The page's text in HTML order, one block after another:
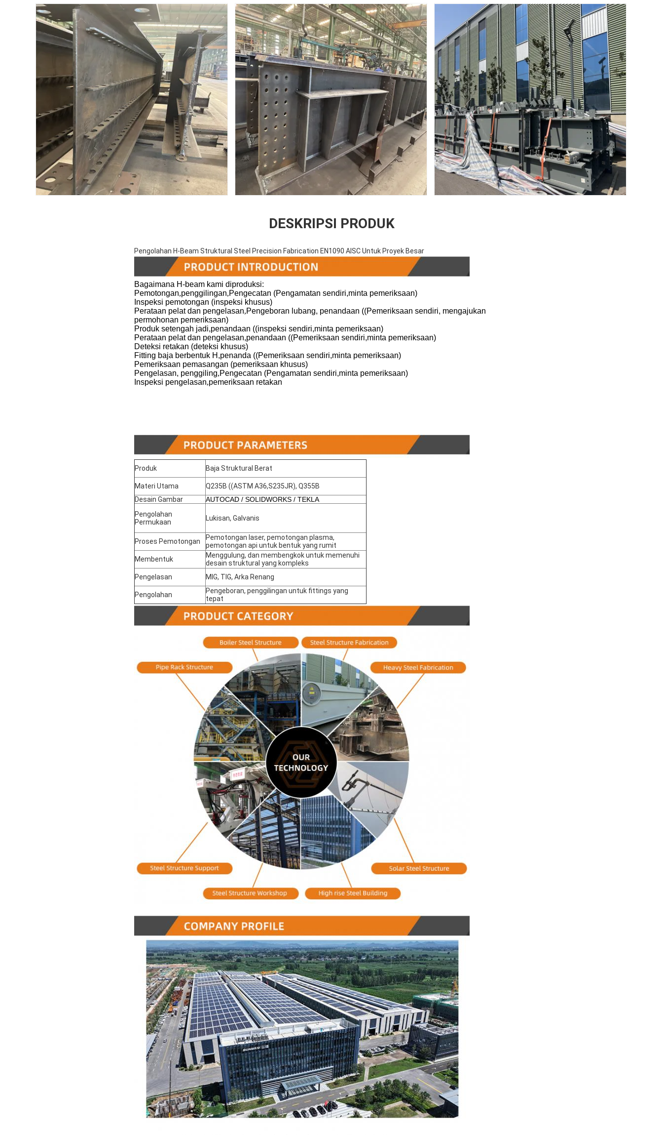
DESKRIPSI PRODUK
Pengolahan H-Beam Struktural Steel Precision Fabrication EN1090 AISC Untuk Proyek Besar
Bagaimana H-beam kami diproduksi:
Pemotongan,penggilingan,Pengecatan (Pengamatan sendiri,minta pemeriksaan)
Inspeksi pemotongan (inspeksi khusus)
Perataan pelat dan pengelasan,Pengeboran lubang, penandaan ((Pemeriksaan sendiri, mengajukan
permohonan pemeriksaan)
Produk setengah jadi,penandaan ((inspeksi sendiri,minta pemeriksaan)
Perataan pelat dan pengelasan,penandaan ((Pemeriksaan sendiri,minta pemeriksaan)
Deteksi retakan (deteksi khusus)
Fitting baja berbentuk H,penanda ((Pemeriksaan sendiri,minta pemeriksaan)
Pemeriksaan pemasangan (pemeriksaan khusus)
Pengelasan, penggiling,Pengecatan (Pengamatan sendiri,minta pemeriksaan)
Inspeksi pengelasan,pemeriksaan retakan
Produk Baja Struktural Berat
Materi Utama
Q235B ((ASTM A36,S235JR), Q355B
Desain Gambar
AUTOCAD / SOLIDWORKS / TEKLA
Pengolahan
Permukaan
Lukisan, Galvanis
Proses Pemotongan
Pemotongan laser, pemotongan plasma,
pemotongan api untuk bentuk yang rumit
Membentuk
Menggulung, dan membengkok untuk memenuhi
desain struktural yang kompleks
Pengelasan
MIG, TIG, Arka Renang
Pengolahan
Pengeboran, penggilingan untuk fittings yang
tepat